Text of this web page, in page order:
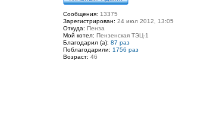
Сообщения: 13375
Зарегистрирован: 24 июл 2012, 13:05
Откуда: Пенза
Мой котел: Пензенская ТЭЦ-1
Благодарил (а): 87 раз
Поблагодарили: 1756 раз
Возраст: 46